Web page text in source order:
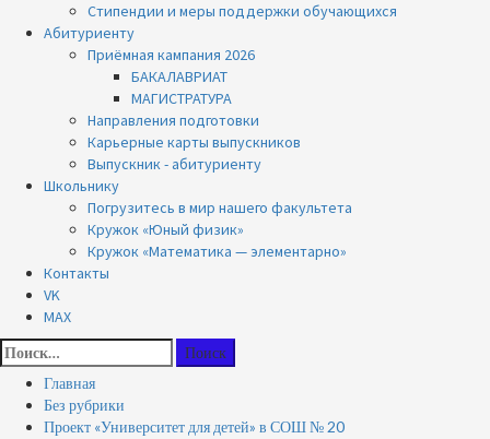
Стипендии и меры поддержки обучающихся
Абитуриенту
Приёмная кампания 2026
БАКАЛАВРИАТ
МАГИСТРАТУРА
Направления подготовки
Карьерные карты выпускников
Выпускник - абитуриенту
Школьнику
Погрузитесь в мир нашего факультета
Кружок «Юный физик»
Кружок «Математика — элементарно»
Контакты
VK
MAX
Найти:
Главная
Без рубрики
Проект «Университет для детей» в СОШ № 20